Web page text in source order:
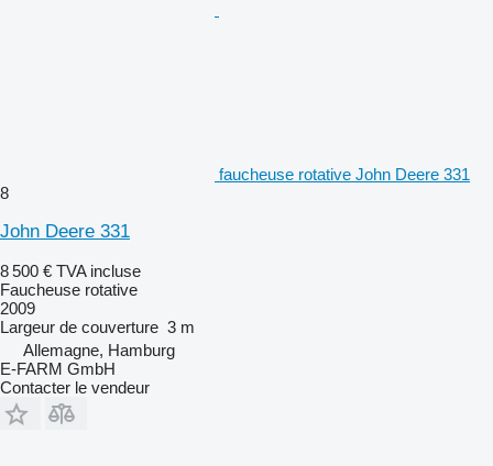
faucheuse rotative John Deere 331
8
John Deere 331
8 500 € TVA incluse
Faucheuse rotative
2009
Largeur de couverture 3 m
Allemagne, Hamburg
E-FARM GmbH
Contacter le vendeur